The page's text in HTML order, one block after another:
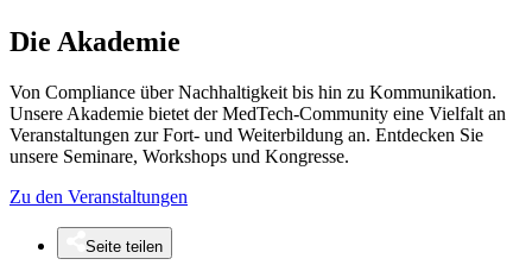
Die Akademie
Von Compliance über Nachhaltigkeit bis hin zu Kommunikation.
Unsere Akademie bietet der MedTech-Community eine Vielfalt an
Veranstaltungen zur Fort- und Weiterbildung an. Entdecken Sie
unsere Seminare, Workshops und Kongresse.
Zu den Veranstaltungen
Seite teilen